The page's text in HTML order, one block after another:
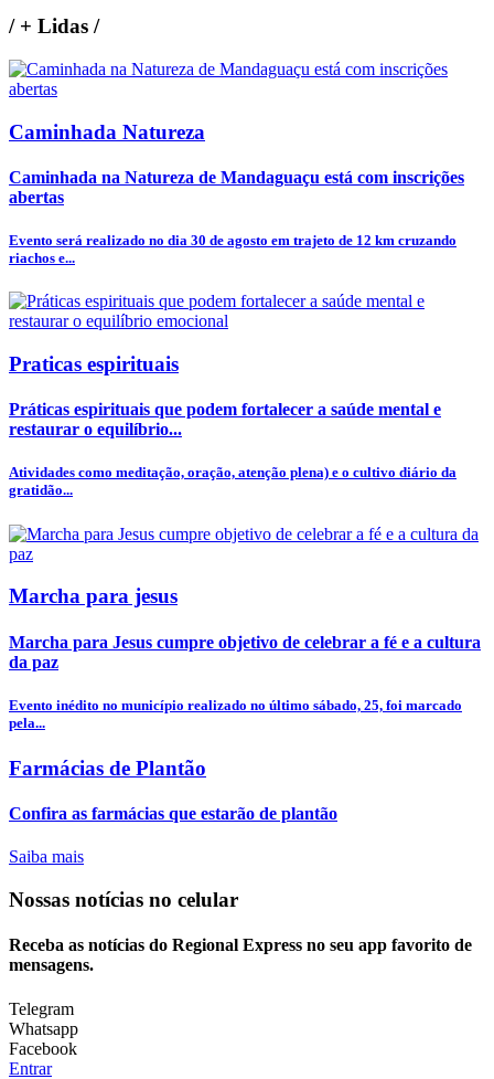
/+ Lidas /
Caminhada Natureza
Caminhada na Natureza de Mandaguaçu está com inscrições
abertas
Evento será realizado no dia 30 de agosto em trajeto de 12 km cruzando
riachos e...
Praticas espirituais
Práticas espirituais que podem fortalecer a saúde mental e
restaurar o equilíbrio...
Atividades como meditação, oração, atenção plena) e o cultivo diário da
gratidão...
Marcha para jesus
Marcha para Jesus cumpre objetivo de celebrar a fé e a cultura
da paz
Evento inédito no município realizado no último sábado, 25, foi marcado
pela...
Farmácias de Plantão
Confira as farmácias que estarão de plantão
Saiba mais
Nossas notícias no celular
Receba as notícias do Regional Express no seu app favorito de
mensagens.
Telegram
Whatsapp
Facebook
Entrar